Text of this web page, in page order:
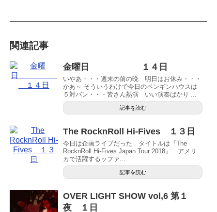
関連記事
金曜日 １４日
いやあ・・・週末の前の晩 明日はお休み・・・
かあ～ そういうわけで今日のペンギンハウスは
５対バン・・・皆さん熱演 いい演奏ばかり ...
記事を読む
The RocknRoll Hi-Fives １３日
今日は企画ライブだった タイトルは『The
RocknRoll Hi-Fives Japan Tour 2018』 アメリ
カで活躍するッファ...
記事を読む
OVER LIGHT SHOW vol,6 第１
夜 １日